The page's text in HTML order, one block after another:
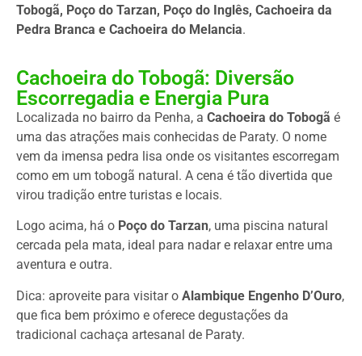
Tobogã, Poço do Tarzan, Poço do Inglês, Cachoeira da
Pedra Branca e Cachoeira do Melancia.
Cachoeira do Tobogã: Diversão
Escorregadia e Energia Pura
Localizada no bairro da Penha, a Cachoeira do Tobogã é
uma das atrações mais conhecidas de Paraty. O nome
vem da imensa pedra lisa onde os visitantes escorregam
como em um tobogã natural. A cena é tão divertida que
virou tradição entre turistas e locais.
Logo acima, há o Poço do Tarzan, uma piscina natural
cercada pela mata, ideal para nadar e relaxar entre uma
aventura e outra.
Dica: aproveite para visitar o Alambique Engenho D’Ouro,
que fica bem próximo e oferece degustações da
tradicional cachaça artesanal de Paraty.